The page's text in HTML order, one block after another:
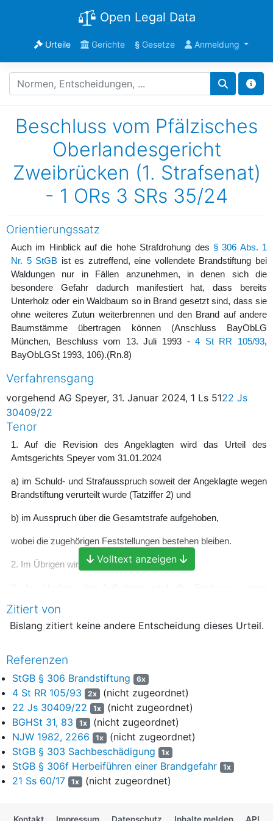
Open Legal Data
Urteile Gerichte §Gesetze Anmeldung
Beschluss vom Pfälzisches
Oberlandesgericht
Zweibrücken (1. Strafsenat)
- 1 ORs 3 SRs 35/24
Orientierungssatz
Auch im Hinblick auf die hohe Strafdrohung des § 306 Abs. 1
Nr. 5 StGB ist es zutreffend, eine vollendete Brandstiftung bei
Waldungen nur in Fällen anzunehmen, in denen sich die
besondere Gefahr dadurch manifestiert hat, dass bereits
Unterholz oder ein Waldbaum so in Brand gesetzt sind, dass sie
ohne weiteres Zutun weiterbrennen und den Brand auf andere
Baumstämme übertragen können (Anschluss BayObLG
München, Beschluss vom 13. Juli 1993 -4 St RR 105/93,
BayObLGSt 1993, 106).(Rn.8)
Verfahrensgang
vorgehend AG Speyer, 31. Januar 2024, 1 Ls 5122 Js
30409/22
Tenor
1. Auf die Revision des Angeklagten wird das Urteil des
Amtsgerichts Speyer vom 31.01.2024
a) im Schuld- und Strafausspruch soweit der Angeklagte wegen
Brandstiftung verurteilt wurde (Tatziffer 2) und
b) im Ausspruch über die Gesamtstrafe aufgehoben,
wobei die zugehörigen Feststellungen bestehen bleiben.
2. Im Übrigen wird die Revision verworfen.
Rechtsmittels, an eine andere Abteilung des Amtsgerichts
Speyer zurückverwiesen.
31.01.2024 wegen Sachbeschädigung (Tatziffer 1) und
Brandstiftung (Tatziffer 2) zu einer Gesamtfreiheitsstrafe von 1
Jahr und 4 Monaten verurteilt, deren Vollstreckung es zur
Bewährung ausgesetzt hat. Hiergegen wendet sich der
Angeklagte mit der auf die Rüge des materiellen Rechts
gestützten Sprungrevision. Das Rechtsmittel des Angeklagten
hat den aus der Entscheidungsformel ersichtlichen Erfolg; im
Übrigen ist es unbegründet.
Volltext anzeigen
Zitiert von
Bislang zitiert keine andere Entscheidung dieses Urteil.
Referenzen
StGB § 306 Brandstiftung 6x
4 St RR 105/93 2x (nicht zugeordnet)
22 Js 30409/22
1x (nicht zugeordnet)
BGHSt 31, 83
1x (nicht zugeordnet)
NJW 1982, 2266
1x (nicht zugeordnet)
StGB § 303 Sachbeschädigung
1x
StGB § 306f Herbeiführen einer Brandgefahr 1x
21 Ss 60/17 1x (nicht zugeordnet)
Kontakt Impressum Datenschutz Inhalte melden API